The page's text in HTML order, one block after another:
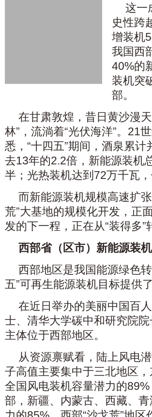
这一
史性跨
增装机
我国西
40%的
装机突
部。
在甘肃敦煌，昔日黄沙漫
林”，流淌着“光伏海洋”。21
悉，“十四五”期间，酒泉累
去13年的2.2倍，新能源装机
半；光热装机达到72万千瓦
而新能源装机规模高速扩
荒”大基地的规模化开发，正
发的下一程，正在从“装得多”
西部省（区市）新能源装
西部地区是我国能源绿色
五”可再生能源装机目标提供
在近日举办的美丽中国百
士、清华大学碳中和研究院
主体位于西部地区。
从资源禀赋看，陆上风电
子高值主要集中于三北地区
全国风电装机容量潜力的
部，新疆、内蒙古、西藏、